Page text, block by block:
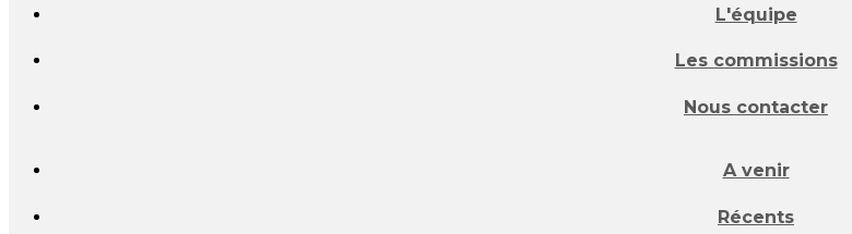
L'équipe
Les commissions
Nous contacter
A venir
Récents